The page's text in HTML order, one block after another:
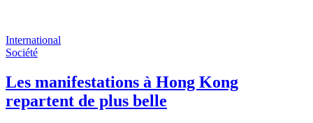
International
Société
Les manifestations à Hong Kong
repartent de plus belle